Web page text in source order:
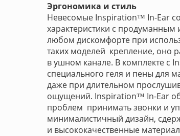
Эргономика и стиль
Невесомые Inspiration™ In-Ear
характеристики с
любом дискомфорте при
таких моделей крепление, оно
в ушном канале. В комплекте с
специального геля и пены для
даже при длительном
ощущений. Inspiration™ In-Ear
проблем принимать звонки и
минималистичный дизайн,
и высококачественные